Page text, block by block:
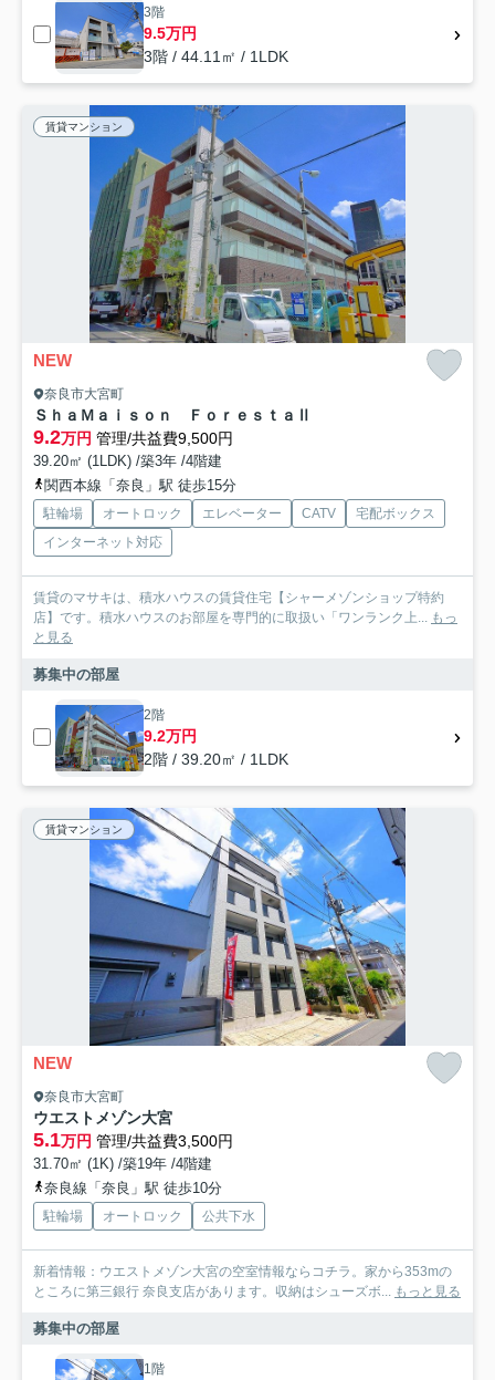
3階
9.5万円
3階 / 44.11㎡ / 1LDK
賃貸マンション
NEW
奈良市大宮町
ＳｈａＭａｉｓｏｎ ＦｏｒｅｓｔａⅡ
9.2万円 管理/共益費9,500円
39.20㎡ (1LDK) /築3年 /4階建
関西本線「奈良」駅 徒歩15分
駐輪場 オートロック エレベーター CATV
宅配ボックス
インターネット対応
賃貸のマサキは、積水ハウスの賃貸住宅【シャーメゾンショップ特約
店】です。積水ハウスのお部屋を専門的に取扱い「ワンランク上...
もっ
と見る
募集中の部屋
2階
9.2万円
2階 / 39.20㎡ / 1LDK
賃貸マンション
NEW
奈良市大宮町
ウエストメゾン大宮
5.1万円 管理/共益費3,500円
31.70㎡ (1K) /築19年 /4階建
奈良線「奈良」駅 徒歩10分
駐輪場 オートロック 公共下水
新着情報：ウエストメゾン大宮の空室情報ならコチラ。家から353mの
ところに第三銀行 奈良支店があります。収納はシューズボ...
もっと見る
募集中の部屋
1階